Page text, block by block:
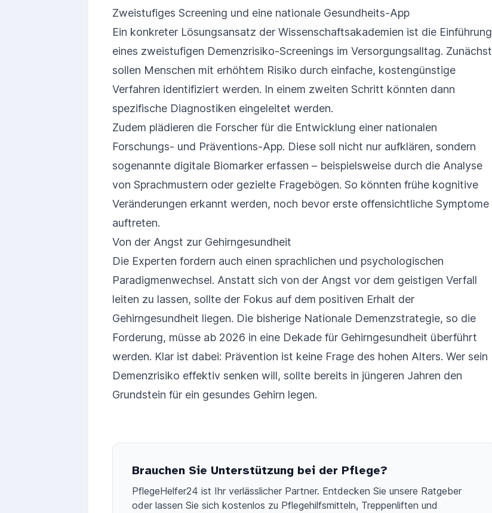
Zweistufiges Screening und eine nationale Gesundheits-App
Ein konkreter Lösungsansatz der Wissenschaftsakademien ist die Einführung
eines zweistufigen Demenzrisiko-Screenings im Versorgungsalltag. Zunächst
sollen Menschen mit erhöhtem Risiko durch einfache, kostengünstige
Verfahren identifiziert werden. In einem zweiten Schritt könnten dann
spezifische Diagnostiken eingeleitet werden.
Zudem plädieren die Forscher für die Entwicklung einer nationalen
Forschungs- und Präventions-App. Diese soll nicht nur aufklären, sondern
sogenannte digitale Biomarker erfassen – beispielsweise durch die Analyse
von Sprachmustern oder gezielte Fragebögen. So könnten frühe kognitive
Veränderungen erkannt werden, noch bevor erste offensichtliche Symptome
auftreten.
Von der Angst zur Gehirngesundheit
Die Experten fordern auch einen sprachlichen und psychologischen
Paradigmenwechsel. Anstatt sich von der Angst vor dem geistigen Verfall
leiten zu lassen, sollte der Fokus auf dem positiven Erhalt der
Gehirngesundheit liegen. Die bisherige Nationale Demenzstrategie, so die
Forderung, müsse ab 2026 in eine Dekade für Gehirngesundheit überführt
werden. Klar ist dabei: Prävention ist keine Frage des hohen Alters. Wer sein
Demenzrisiko effektiv senken will, sollte bereits in jüngeren Jahren den
Grundstein für ein gesundes Gehirn legen.
Brauchen Sie Unterstützung bei der Pflege?
PflegeHelfer24 ist Ihr verlässlicher Partner. Entdecken Sie unsere Ratgeber
oder lassen Sie sich kostenlos zu Pflegehilfsmitteln, Treppenliften und